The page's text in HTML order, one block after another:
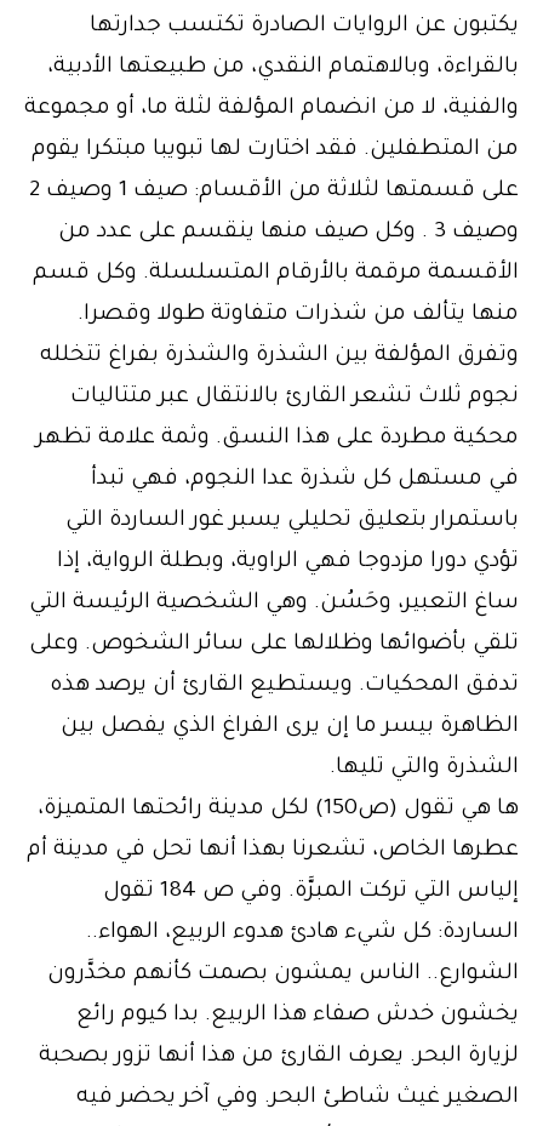
يكتبون عن الروايات الصادرة تكتسب جدارتها
بالقراءة، وبالاهتمام النقدي، من طبيعتها الأدبية،
والفنية، لا من انضمام المؤلفة لثلة ما، أو مجموعة
من المتطفلين. فقد اختارت لها تبويبا مبتكرا يقوم
على قسمتها لثلاثة من الأقسام: صيف 1 وصيف 2
وصيف 3 . وكل صيف منها ينقسم على عدد من
الأقسمة مرقمة بالأرقام المتسلسلة. وكل قسم
منها يتألف من شذرات متفاوتة طولا وقصرا.
وتفرق المؤلفة بين الشذرة والشذرة بفراغ تتخلله
نجوم ثلاث تشعر القارئ بالانتقال عبر متتاليات
محكية مطردة على هذا النسق. وثمة علامة تظهر
في مستهل كل شذرة عدا النجوم، فهي تبدأ
باستمرار بتعليق تحليلي يسبر غور الساردة التي
تؤدي دورا مزدوجا فهي الراوية، وبطلة الرواية، إذا
ساغ التعبير، وحَسُن. وهي الشخصية الرئيسة التي
تلقي بأضوائها وظلالها على سائر الشخوص. وعلى
تدفق المحكيات. ويستطيع القارئ أن يرصد هذه
الظاهرة بيسر ما إن يرى الفراغ الذي يفصل بين
الشذرة والتي تليها.
ها هي تقول (ص150) لكل مدينة رائحتها المتميزة،
عطرها الخاص، تشعرنا بهذا أنها تحل في مدينة أم
إلياس التي تركت المبرَّة. وفي ص 184 تقول
الساردة: كل شيء هادئ هدوء الربيع، الهواء..
الشوارع.. الناس يمشون بصمت كأنهم مخدَّرون
يخشون خدش صفاء هذا الربيع. بدا كيوم رائع
لزيارة البحر. يعرف القارئ من هذا أنها تزور بصحبة
الصغير غيث شاطئ البحر. وفي آخر يحضر فيه